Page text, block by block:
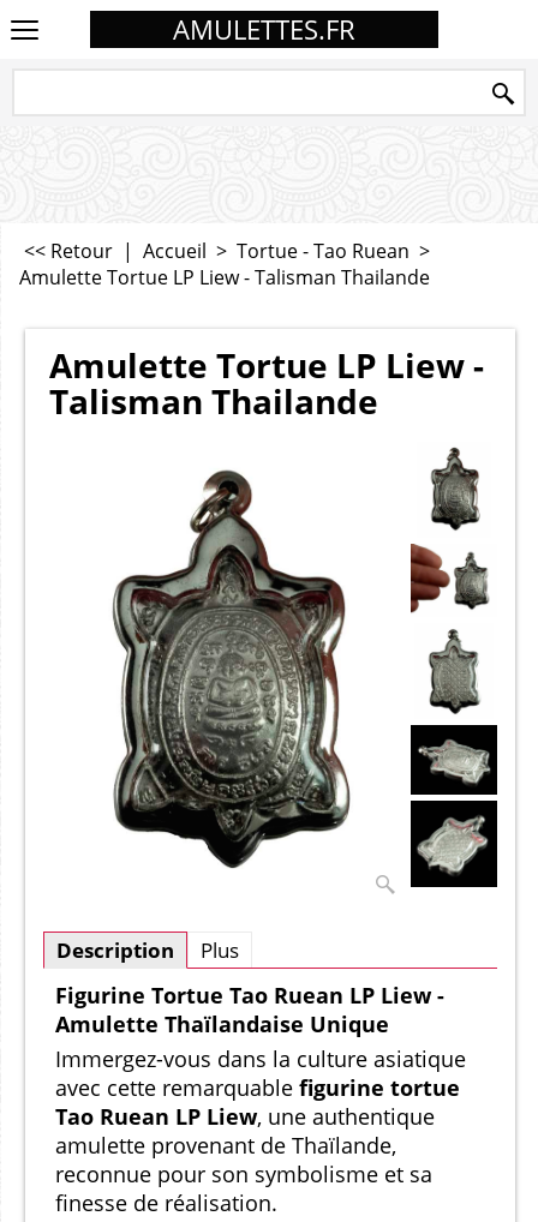
AMULETTES.FR
<< Retour | Accueil > Tortue - Tao Ruean >
Amulette Tortue LP Liew - Talisman Thailande
Amulette Tortue LP Liew -
Talisman Thailande
Description Plus
Figurine Tortue Tao Ruean LP Liew -
Amulette Thaïlandaise Unique
Immergez-vous dans la culture asiatique
avec cette remarquable figurine tortue
Tao Ruean LP Liew, une authentique
amulette provenant de Thaïlande,
reconnue pour son symbolisme et sa
finesse de réalisation.